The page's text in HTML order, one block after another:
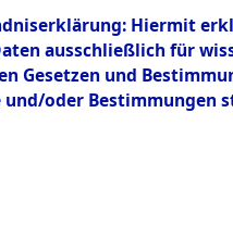
Hiermit
ausschließlich für
Gesetzen und
und/oder Bestimmungen